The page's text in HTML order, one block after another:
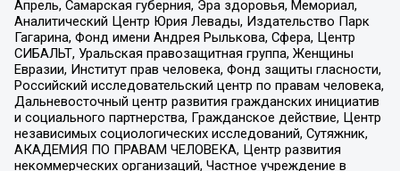
Апрель, Самарская губерния, Эра здоровья, Мемориал,
Аналитический Центр Юрия Левады, Издательство Парк
Гагарина, Фонд имени Андрея Рылькова, Сфера, Центр
СИБАЛЬТ, Уральская правозащитная группа, Женщины
Евразии, Институт прав человека, Фонд защиты гласности,
Российский исследовательский центр по правам человека,
Дальневосточный центр развития гражданских инициатив
и социального партнерства, Гражданское действие, Центр
независимых социологических исследований, Сутяжник,
АКАДЕМИЯ ПО ПРАВАМ ЧЕЛОВЕКА, Центр развития
некоммерческих организаций, Частное учреждение в